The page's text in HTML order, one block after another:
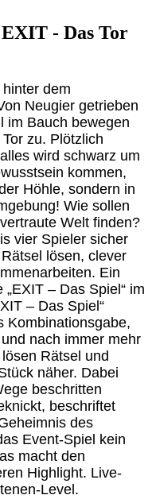
- Das Tor
dem
Neugier getrieben
im Bauch bewegen
zu. Plötzlich
wird schwarz um
kommen,
Höhle, sondern in
Wie sollen
Welt finden?
vier Spieler sicher
lösen, clever
Ein
– Das Spiel“ im
– Das Spiel“
Kombinationsgabe,
nach immer mehr
Rätsel und
näher. Dabei
beschritten
beschriftet
des
Event-Spiel kein
macht den
Highlight. Live-
Level.